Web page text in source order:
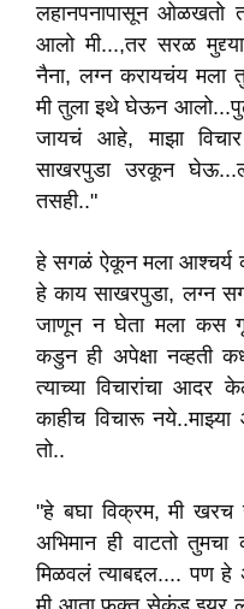
लहानपनापासून ओळखतो
आलो मी...,तर सरळ
नैना, लग्न करायचंय मला
मी तुला इथे घेऊन
जायचं आहे, माझा
साखरपुडा उरकून
तसही.."
हे सगळं ऐकून मला आश्चर्य
हे काय साखरपुडा, लग्न
जाणून न घेता मला कस
कडुन ही अपेक्षा नव्हती
त्याच्या विचारांचा
काहीच विचारू
तो..
"हे बघा विक्रम, मी
अभिमान ही वाटतो
मिळवलं त्याबद्दल.... पण